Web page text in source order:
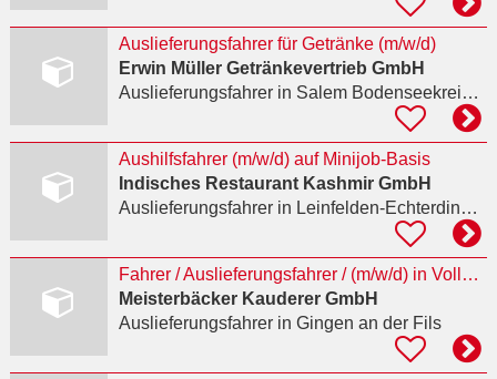
Auslieferungsfahrer für Getränke (m/w/d)
Erwin Müller Getränkevertrieb GmbH
Auslieferungsfahrerin Salem Bodenseekreis, Beuren
Aushilfsfahrer (m/w/d) auf Minijob-Basis
Indisches Restaurant Kashmir GmbH
Auslieferungsfahrerin Leinfelden-Echterdingen
Fahrer / Auslieferungsfahrer / (m/w/d) in Vollzeit, Teilzeit, Minijob
Meisterbäcker Kauderer GmbH
Auslieferungsfahrerin Gingen an der Fils